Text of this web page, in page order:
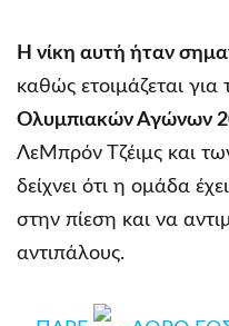
Η νίκη αυτή ήταν
καθώς ετοιμάζεται
Ολυμπιακών Αγώνων
ΛεΜπρόν Τζέιμς και
δείχνει ότι η ομάδα
στην πίεση και να
αντιπάλους.